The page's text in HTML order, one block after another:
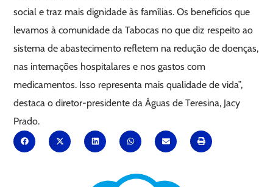
social e traz mais dignidade às famílias. Os benefícios que
levamos à comunidade da Tabocas no que diz respeito ao
sistema de abastecimento refletem na redução de doenças,
nas internações hospitalares e nos gastos com
medicamentos. Isso representa mais qualidade de vida”,
destaca o diretor-presidente da Águas de Teresina, Jacy
Prado.